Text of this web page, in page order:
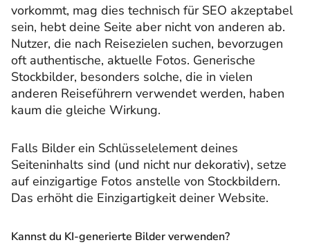
vorkommt, mag dies technisch für SEO akzeptabel
sein, hebt deine Seite aber nicht von anderen ab.
Nutzer, die nach Reisezielen suchen, bevorzugen
oft authentische, aktuelle Fotos. Generische
Stockbilder, besonders solche, die in vielen
anderen Reiseführern verwendet werden, haben
kaum die gleiche Wirkung.
Falls Bilder ein Schlüsselelement deines
Seiteninhalts sind (und nicht nur dekorativ), setze
auf einzigartige Fotos anstelle von Stockbildern.
Das erhöht die Einzigartigkeit deiner Website.
Kannst du KI-generierte Bilder verwenden?